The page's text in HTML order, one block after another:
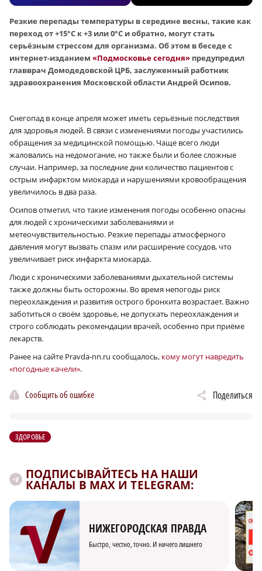
Резкие перепады температуры в середине весны, такие как
переход от +15°C к +3 или 0°C и обратно, могут стать
серьёзным стрессом для организма. Об этом в беседе с
интернет-изданием «Подмосковье сегодня» предупредил
главврач Домодедовской ЦРБ, заслуженный работник
здравоохранения Московской области Андрей Осипов.
Снегопад в конце апреля может иметь серьёзные последствия
для здоровья людей. В связи с изменениями погоды участились
обращения за медицинской помощью. Чаще всего люди
жаловались на недомогание, но также были и более сложные
случаи. Например, за последние дни количество пациентов с
острым инфарктом миокарда и нарушениями кровообращения
увеличилось в два раза.
Осипов отметил, что такие изменения погоды особенно опасны
для людей с хроническими заболеваниями и
метеочувствительностью. Резкие перепады атмосферного
давления могут вызвать спазм или расширение сосудов, что
увеличивает риск инфаркта миокарда.
Люди с хроническими заболеваниями дыхательной системы
также должны быть осторожны. Во время непогоды риск
переохлаждения и развития острого бронхита возрастает. Важно
заботиться о своём здоровье, не допускать переохлаждения и
строго соблюдать рекомендации врачей, особенно при приёме
лекарств.
Ранее на сайте Pravda-nn.ru сообщалось, кому могут навредить
«погодные качели».
Сообщить об ошибке Поделиться
ЗДОРОВЬЕ
ПОДПИСЫВАЙТЕСЬ НА НАШИ
КАНАЛЫ В MAX И TELEGRAM:
НИЖЕГОРОДСКАЯ ПРАВДА
Быстро, честно, точно. И ничего лишнего